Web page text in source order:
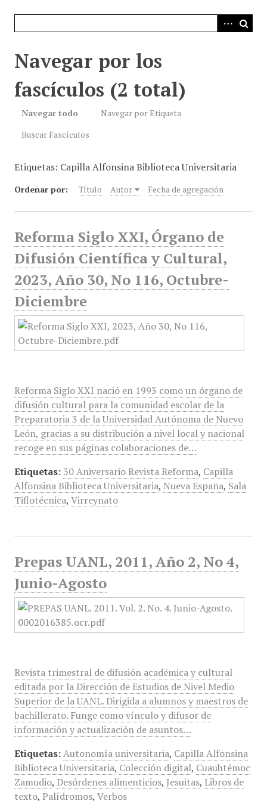
Navegar por los
fascículos (2 total)
Navegar todo
Navegar por Etiqueta
Buscar Fascículos
Etiquetas: Capilla Alfonsina Biblioteca Universitaria
Ordenar por: Título Autor Fecha de agregación
Reforma Siglo XXI, Órgano de
Difusión Científica y Cultural,
2023, Año 30, No 116, Octubre-
Diciembre
Reforma Siglo XXI nació en 1993 como un órgano de
difusión cultural para la comunidad escolar de la
Preparatoria 3 de la Universidad Autónoma de Nuevo
León, gracias a su distribución a nivel local y nacional
recoge en sus páginas colaboraciones de…
Etiquetas: 30 Aniversario Revista Reforma, Capilla
Alfonsina Biblioteca Universitaria, Nueva España, Sala
Tiflotécnica, Virreynato
Prepas UANL, 2011, Año 2, No 4,
Junio-Agosto
Revista trimestral de difusión académica y cultural
editada por la Dirección de Estudios de Nivel Medio
Superior de la UANL. Dirigida a alumnos y maestros de
bachillerato. Funge como vínculo y difusor de
información y actualización de asuntos…
Etiquetas: Autonomía universitaria, Capilla Alfonsina
Biblioteca Universitaria, Colección digital, Cuauhtémoc
Zamudio, Desórdenes alimenticios, Jesuitas, Libros de
texto, Palídromos, Verbos